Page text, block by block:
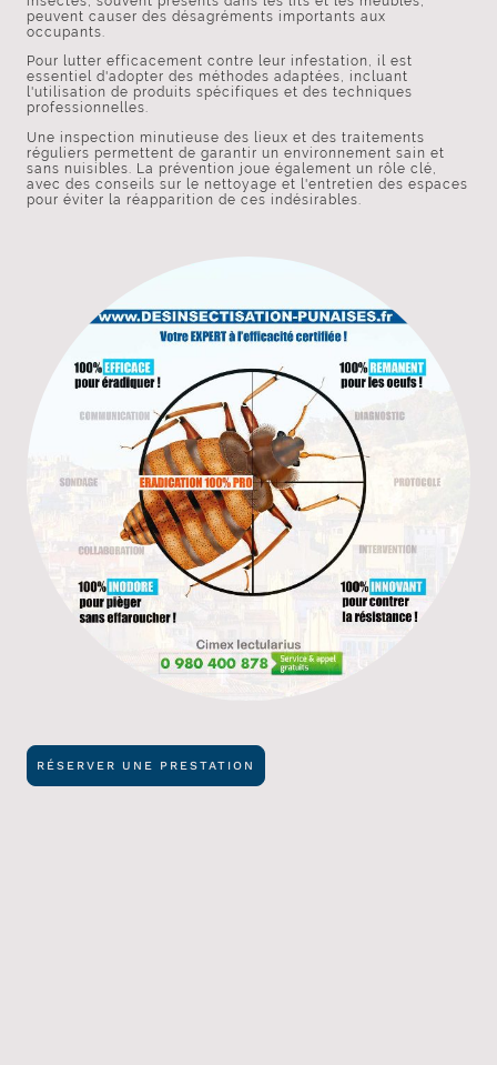
peuvent causer des désagréments importants aux
occupants.
Pour lutter efficacement contre leur infestation, il est
essentiel d'adopter des méthodes adaptées, incluant
l'utilisation de produits spécifiques et des techniques
professionnelles.
Une inspection minutieuse des lieux et des traitements
réguliers permettent de garantir un environnement sain et
sans nuisibles. La prévention joue également un rôle clé,
avec des conseils sur le nettoyage et l'entretien des espaces
pour éviter la réapparition de ces indésirables.
RÉSERVER UNE PRESTATION